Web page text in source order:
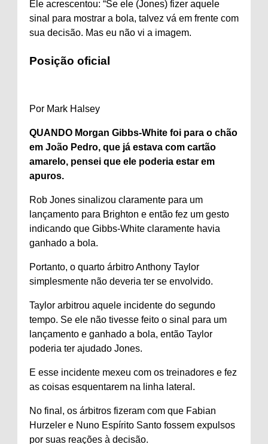
Ele acrescentou: “Se ele (Jones) fizer aquele
sinal para mostrar a bola, talvez vá em frente com
sua decisão. Mas eu não vi a imagem.
Posição oficial
Por Mark Halsey
QUANDO Morgan Gibbs-White foi para o chão
em João Pedro, que já estava com cartão
amarelo, pensei que ele poderia estar em
apuros.
Rob Jones sinalizou claramente para um
lançamento para Brighton e então fez um gesto
indicando que Gibbs-White claramente havia
ganhado a bola.
Portanto, o quarto árbitro Anthony Taylor
simplesmente não deveria ter se envolvido.
Taylor arbitrou aquele incidente do segundo
tempo. Se ele não tivesse feito o sinal para um
lançamento e ganhado a bola, então Taylor
poderia ter ajudado Jones.
E esse incidente mexeu com os treinadores e fez
as coisas esquentarem na linha lateral.
No final, os árbitros fizeram com que Fabian
Hurzeler e Nuno Espírito Santo fossem expulsos
por suas reações à decisão.